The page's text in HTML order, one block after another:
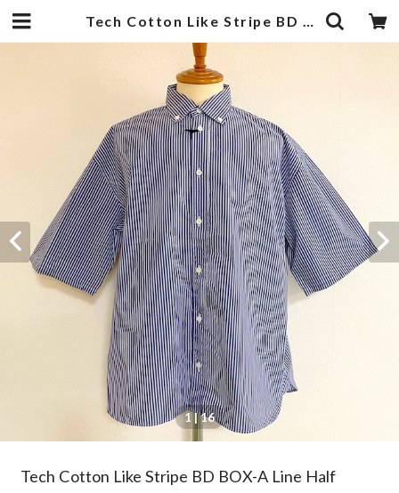
Tech Cotton Like Stripe BD BOX-A Line Half Sleeve Shirts Navy | 武蔵小杉のセレクトショップ【ナクール】-nakool-
1| 16
Tech Cotton Like Stripe BD BOX-A Line Half